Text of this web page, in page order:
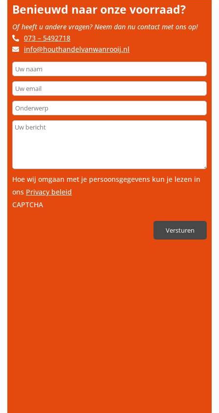
Benieuwd naar onze voorraad?
Of heeft u andere vragen? Neem dan nu contact met ons op!
073 – 5492718
info@houthandelvanwanrooij.nl
Uw
naam
Uw
email
Onderwerp
Uw
Hoe wij omgaan met je persoonsgegevens kun je lezen in
ons Privacy beleid
CAPTCHA